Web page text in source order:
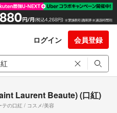
ログイン 会員登録
Laurent Beaute) (口紅)
テの口紅 / コスメ/美容